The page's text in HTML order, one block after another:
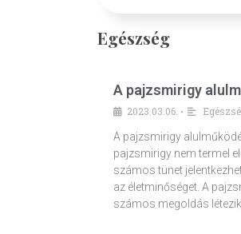
Egészség
A pajzsmirigy
2023.03.06. •
A pajzsmirigy
pajzsmirigy nem termel
számos tünet
az életminőséget. A
számos megoldás létezik,